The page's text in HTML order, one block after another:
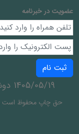
عضویت در خبرنامه
ثبت نام
1405/05/19 دوشنبه
حق چاپ محفوظ است